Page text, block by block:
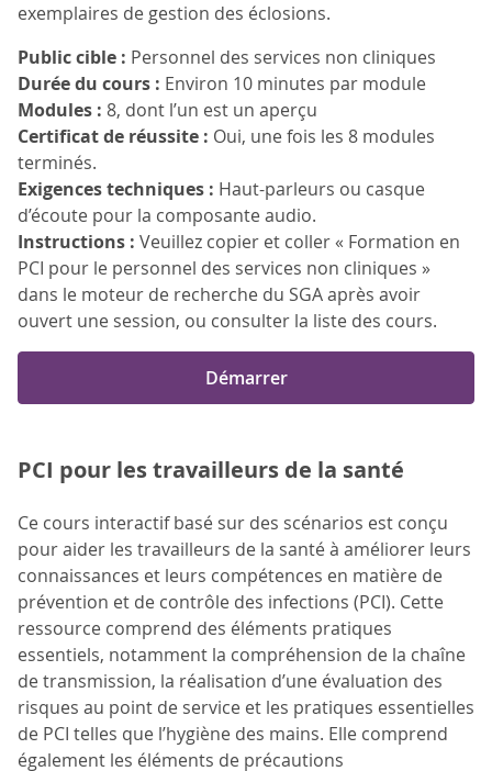
exemplaires de gestion des éclosions.
Public cible : Personnel des services non cliniques
Durée du cours : Environ 10 minutes par module
Modules : 8, dont l’un est un aperçu
Certificat de réussite : Oui, une fois les 8 modules
terminés.
Exigences techniques : Haut-parleurs ou casque
d’écoute pour la composante audio.
Instructions : Veuillez copier et coller « Formation en
PCI pour le personnel des services non cliniques »
dans le moteur de recherche du SGA après avoir
ouvert une session, ou consulter la liste des cours.
Démarrer
PCI pour les travailleurs de la santé
Ce cours interactif basé sur des scénarios est conçu
pour aider les travailleurs de la santé à améliorer leurs
connaissances et leurs compétences en matière de
prévention et de contrôle des infections (PCI). Cette
ressource comprend des éléments pratiques
essentiels, notamment la compréhension de la chaîne
de transmission, la réalisation d’une évaluation des
risques au point de service et les pratiques essentielles
de PCI telles que l’hygiène des mains. Elle comprend
également les éléments de précautions